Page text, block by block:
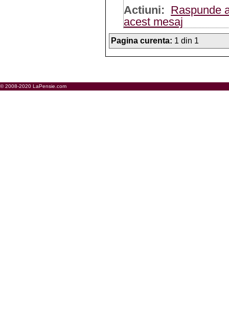
Actiuni: Raspunde
acest mesaj
Pagina curenta: 1 din 1
© 2008-2020 LaPensie.com